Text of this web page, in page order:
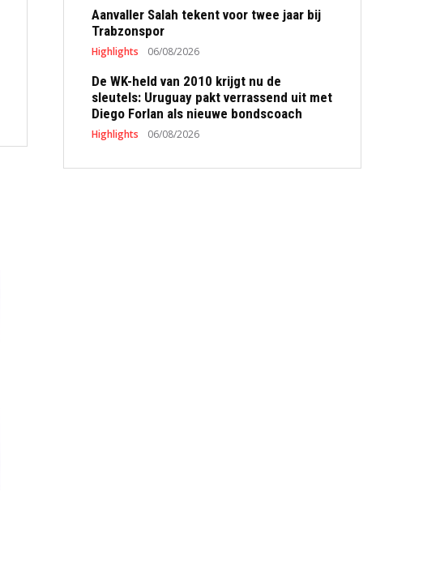
Aanvaller Salah tekent voor twee jaar bij
Trabzonspor
Highlights 06/08/2026
De WK-held van 2010 krijgt nu de
sleutels: Uruguay pakt verrassend uit met
Diego Forlan als nieuwe bondscoach
Highlights 06/08/2026